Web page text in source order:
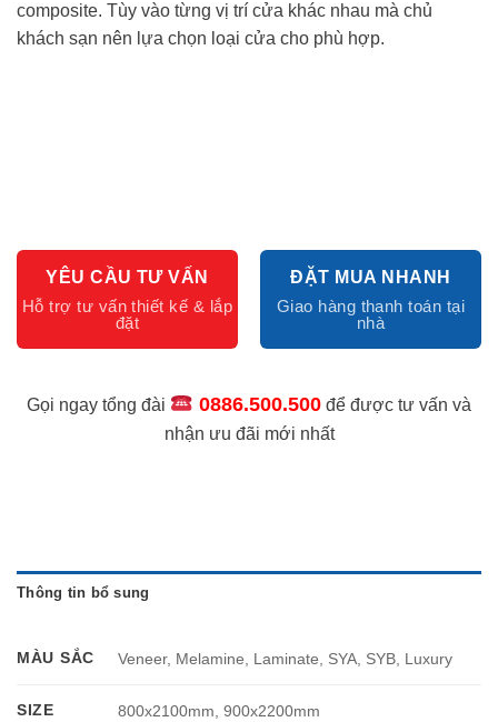
composite. Tùy vào từng vị trí cửa khác nhau mà chủ
khách sạn nên lựa chọn loại cửa cho phù hợp.
YÊU CẦU TƯ VẤN ĐẶT MUA NHANH
Gọi ngay tổng đài 0886.500.500để được tư vấn và
nhận ưu đãi mới nhất
Thông tin bổ sung
MÀU SẮC Veneer, Melamine, Laminate, SYA, SYB, Luxury
SIZE 800x2100mm, 900x2200mm